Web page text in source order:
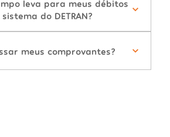
leva para meus débitos
do DETRAN?
meus comprovantes?